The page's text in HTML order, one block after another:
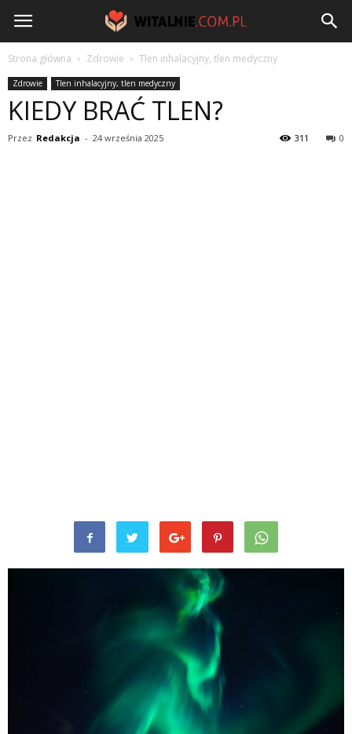
Witalnie.com.pl
Strona główna Zdrowie Tlen inhalacyjny, tlen medyczny
Zdrowie Tlen inhalacyjny, tlen medyczny
KIEDY BRAĆ TLEN?
Przez Redakcja - 24 września 2025 0
311